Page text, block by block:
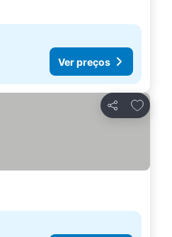
Ver preços
Partilhar